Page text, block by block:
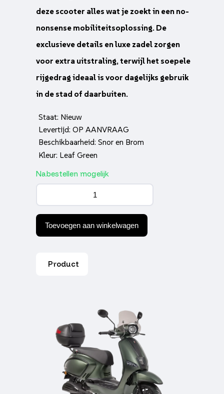
deze scooter alles wat je zoekt in een no-
nonsense mobiliteitsoplossing. De
exclusieve details en luxe zadel zorgen
voor extra uitstraling, terwijl het soepele
rijgedrag ideaal is voor dagelijks gebruik
in de stad of daarbuiten.
Staat: Nieuw
Levertijd: OP AANVRAAG
Beschikbaarheid: Snor en Brom
Kleur: Leaf Green
Nabestellen mogelijk
GTS
Exclusive
Leaf
Green
aantal
Toevoegen aan winkelwagen
Product